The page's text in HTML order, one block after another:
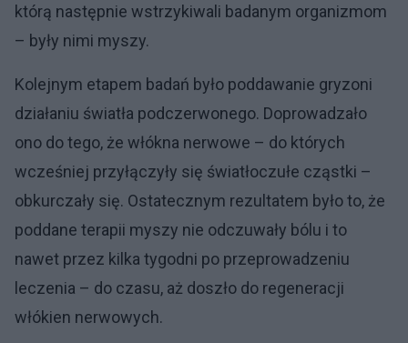
którą następnie wstrzykiwali badanym organizmom
– były nimi myszy.
Kolejnym etapem badań było poddawanie gryzoni
działaniu światła podczerwonego. Doprowadzało
ono do tego, że włókna nerwowe – do których
wcześniej przyłączyły się światłoczułe cząstki –
obkurczały się. Ostatecznym rezultatem było to, że
poddane terapii myszy nie odczuwały bólu i to
nawet przez kilka tygodni po przeprowadzeniu
leczenia – do czasu, aż doszło do regeneracji
włókien nerwowych.